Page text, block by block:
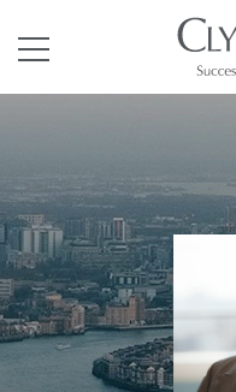
空
业与咨询
候变化
Code
罗
普敦
谷
京
拉加斯
西哥城
布扎比
罗
特兰大
士顿
伯丁
尔法斯特
目录
其礼律所事务所